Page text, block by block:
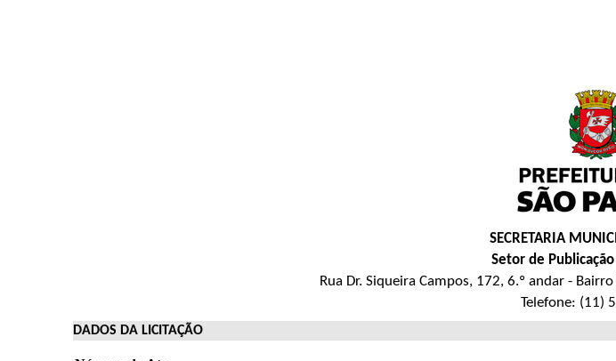
SECRETARIA
Setor de
Rua Dr. Siqueira Campos, 172, 6.º andar -
Telefone: (11)
DADOS DA LICITAÇÃO